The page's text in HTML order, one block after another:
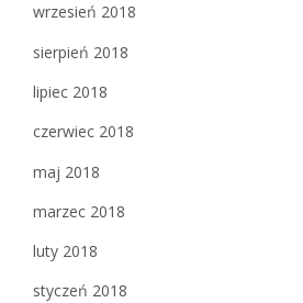
wrzesień 2018
sierpień 2018
lipiec 2018
czerwiec 2018
maj 2018
marzec 2018
luty 2018
styczeń 2018